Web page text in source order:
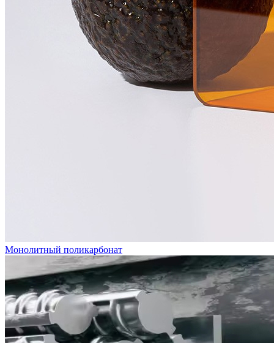
Монолитный поликарбонат